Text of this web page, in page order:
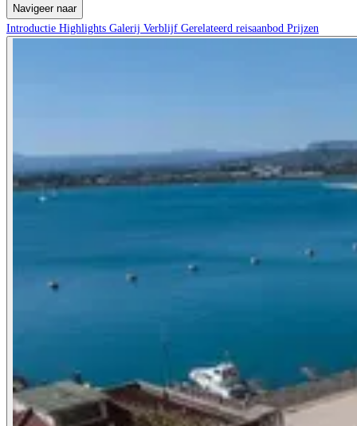
Navigeer naar
Introductie Highlights Galerij Verblijf Gerelateerd reisaanbod Prijzen